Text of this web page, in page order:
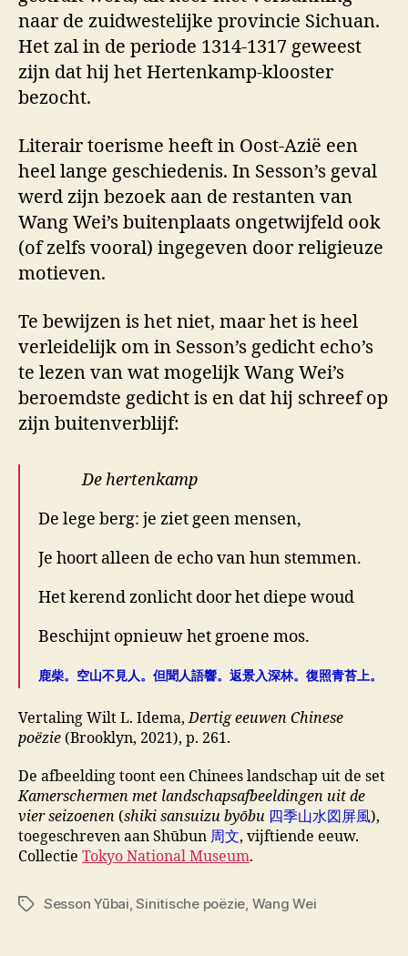
naar de zuidwestelijke provincie Sichuan.
Het zal in de periode 1314-1317 geweest
zijn dat hij het Hertenkamp-klooster
bezocht.
Literair toerisme heeft in Oost-Azië een
heel lange geschiedenis. In Sesson’s geval
werd zijn bezoek aan de restanten van
Wang Wei’s buitenplaats ongetwijfeld ook
(of zelfs vooral) ingegeven door religieuze
motieven.
Te bewijzen is het niet, maar het is heel
verleidelijk om in Sesson’s gedicht echo’s
te lezen van wat mogelijk Wang Wei’s
beroemdste gedicht is en dat hij schreef op
zijn buitenverblijf:
De hertenkamp
De lege berg: je ziet geen mensen,
Je hoort alleen de echo van hun stemmen.
Het kerend zonlicht door het diepe woud
Beschijnt opnieuw het groene mos.
鹿柴。空山不見人。但聞人語響。返景入深林。復照青苔上。
Vertaling Wilt L. Idema,Dertig eeuwen Chinese
poëzie (Brooklyn, 2021), p. 261.
De afbeelding toont een Chinees landschap uit de set
Kamerschermen met landschapsafbeeldingen uit de
vier seizoenen (shiki sansuizu byōbu 四季山水図屏風),
toegeschreven aan Shūbun 周文, vijftiende eeuw.
Collectie Tokyo National Museum.
TagsSesson Yūbai,Sinitische poëzie, Wang Wei